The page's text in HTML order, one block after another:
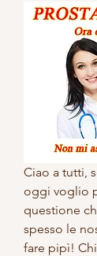
Ciao a tutti,
oggi voglio
questione
spesso le
fare pipì!